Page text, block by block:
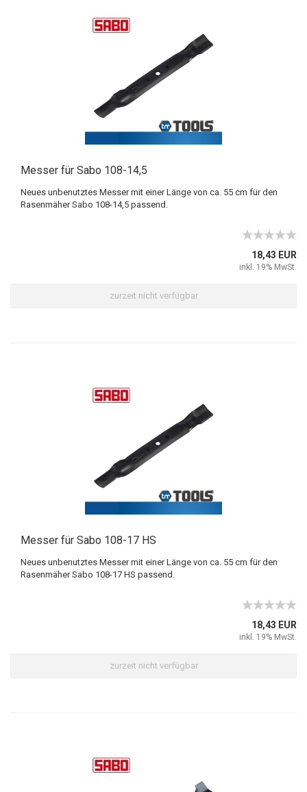
Messer für Sabo 108-14,5
Neues unbenutztes Messer mit einer Länge von ca. 55 cm für den
Rasenmäher Sabo 108-14,5 passend.
18,43 EUR
inkl. 19% MwSt.
zurzeit nicht verfügbar
Messer für Sabo 108-17 HS
Neues unbenutztes Messer mit einer Länge von ca. 55 cm für den
Rasenmäher Sabo 108-17 HS passend.
18,43 EUR
inkl. 19% MwSt.
zurzeit nicht verfügbar